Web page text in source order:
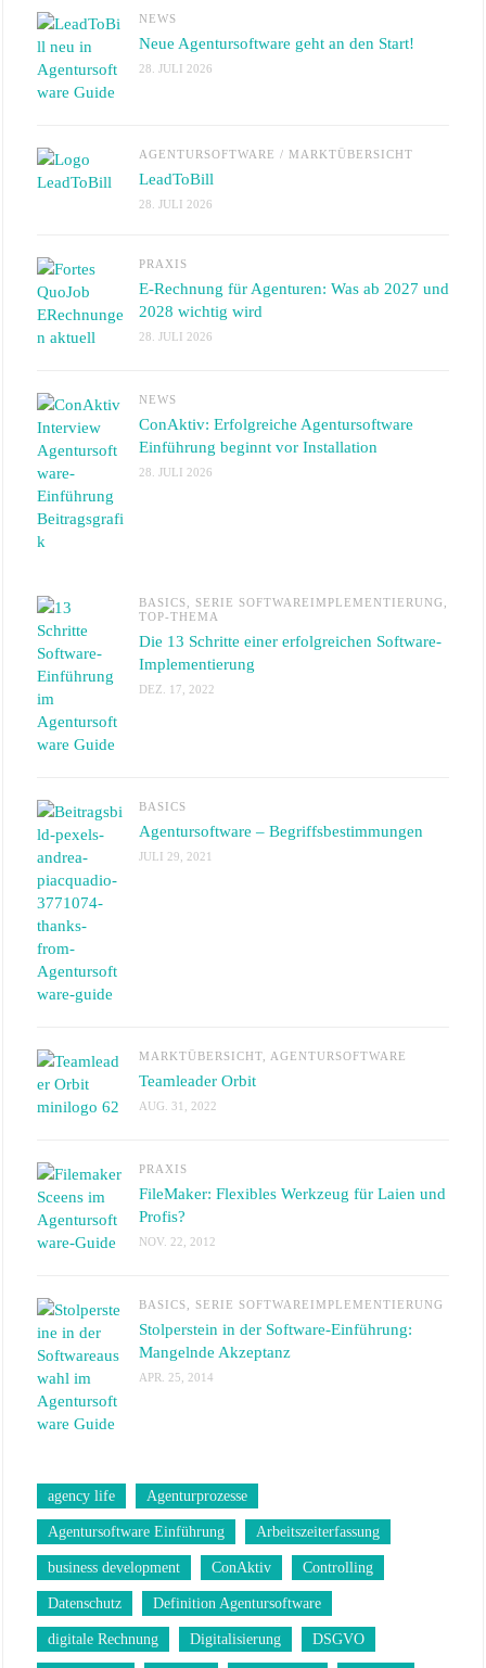
NEWS
Neue Agentursoftware geht an den Start!
28. JULI 2026
AGENTURSOFTWARE / MARKTÜBERSICHT
LeadToBill
28. JULI 2026
PRAXIS
E-Rechnung für Agenturen: Was ab 2027 und
2028 wichtig wird
28. JULI 2026
NEWS
ConAktiv: Erfolgreiche Agentursoftware
Einführung beginnt vor Installation
28. JULI 2026
BASICS SERIE SOFTWAREIMPLEMENTIERUNG
TOP-THEMA
Die 13 Schritte einer erfolgreichen Software-
Implementierung
DEZ. 17, 2022
BASICS
Agentursoftware – Begriffsbestimmungen
JULI 29, 2021
MARKTÜBERSICHT, AGENTURSOFTWARE
Teamleader Orbit
AUG. 31, 2022
PRAXIS
FileMaker: Flexibles Werkzeug für Laien und
Profis?
NOV. 22, 2012
BASICS SERIE SOFTWAREIMPLEMENTIERUNG
Stolperstein in der Software-Einführung:
Mangelnde Akzeptanz
APR. 25, 2014
agency life Agenturprozesse
Agentursoftware Einführung Arbeitszeiterfassung
business development ConAktiv Controlling
Datenschutz Definition Agentursoftware
digitale Rechnung Digitalisierung DSGVO